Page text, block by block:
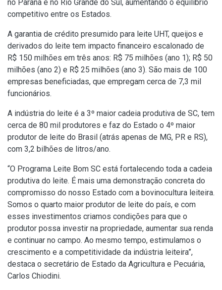
no Paraná e no Rio Grande do Sul, aumentando o equilíbrio
competitivo entre os Estados.
A garantia de crédito presumido para leite UHT, queijos e
derivados do leite tem impacto financeiro escalonado de
R$ 150 milhões em três anos: R$ 75 milhões (ano 1); R$ 50
milhões (ano 2) e R$ 25 milhões (ano 3). São mais de 100
empresas beneficiadas, que empregam cerca de 7,3 mil
funcionários.
A indústria do leite é a 3º maior cadeia produtiva de SC, tem
cerca de 80 mil produtores e faz do Estado o 4º maior
produtor de leite do Brasil (atrás apenas de MG, PR e RS),
com 3,2 bilhões de litros/ano.
“O Programa Leite Bom SC está fortalecendo toda a cadeia
produtiva do leite. É mais uma demonstração concreta do
compromisso do nosso Estado com a bovinocultura leiteira.
Somos o quarto maior produtor de leite do país, e com
esses investimentos criamos condições para que o
produtor possa investir na propriedade, aumentar sua renda
e continuar no campo. Ao mesmo tempo, estimulamos o
crescimento e a competitividade da indústria leiteira”,
destaca o secretário de Estado da Agricultura e Pecuária,
Carlos Chiodini.